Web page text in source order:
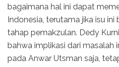
bagaimana hal ini dapat
Indonesia, terutama jika isu
tahap pemakzulan. Dedy
bahwa implikasi dari masalah
pada Anwar Utsman saja,